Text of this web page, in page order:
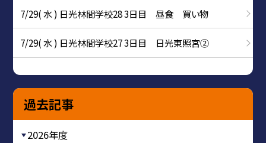
7/29( 水 ) 日光林間学校28 3日目 昼食 買い物
7/29( 水 ) 日光林間学校27 3日目 日光東照宮②
過去記事
2026年度